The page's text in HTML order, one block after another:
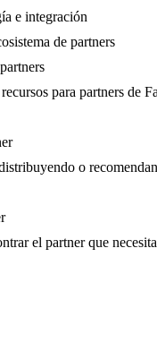
e integración
de partners
para partners de
o
el partner que